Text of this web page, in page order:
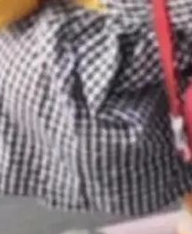
多了两项：
地从PoC走
AI应用...
表示——bool
认模式、浅
意义的组
了。要知道
、校验、或
，两个
大厂都在
在 Twitte
了 Cloudfla
，跟其他所
上它不一
十年前的
建在 Cloudf
建的平台
我十年秘密
的分
最新开源项
Cloudflare
进程。 设
的 SQLite
的 S3 兼容
库协调——
对象自带一
，单个数据
vivo夺
Z系列
硬件成本暴
机速度明显
数规格除开
Ultra / Z